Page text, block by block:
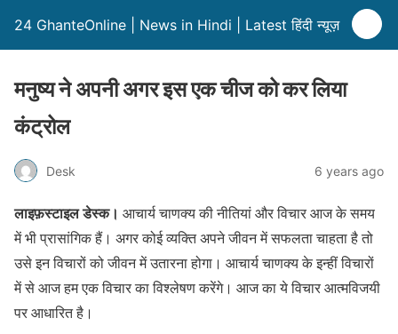
24 GhanteOnline | News in Hindi | Latest हिंदी न्यूज़
मनुष्य ने अपनी अगर इस एक चीज को कर लिया
कंट्रोल
Desk 6 years ago
लाइफ़स्टाइल डेस्क। आचार्य चाणक्य की नीतियां और विचार आज के समय
में भी प्रासांगिक हैं। अगर कोई व्यक्ति अपने जीवन में सफलता चाहता है तो
उसे इन विचारों को जीवन में उतारना होगा। आचार्य चाणक्य के इन्हीं विचारों
में से आज हम एक विचार का विश्लेषण करेंगे। आज का ये विचार आत्मविजयी
पर आधारित है।